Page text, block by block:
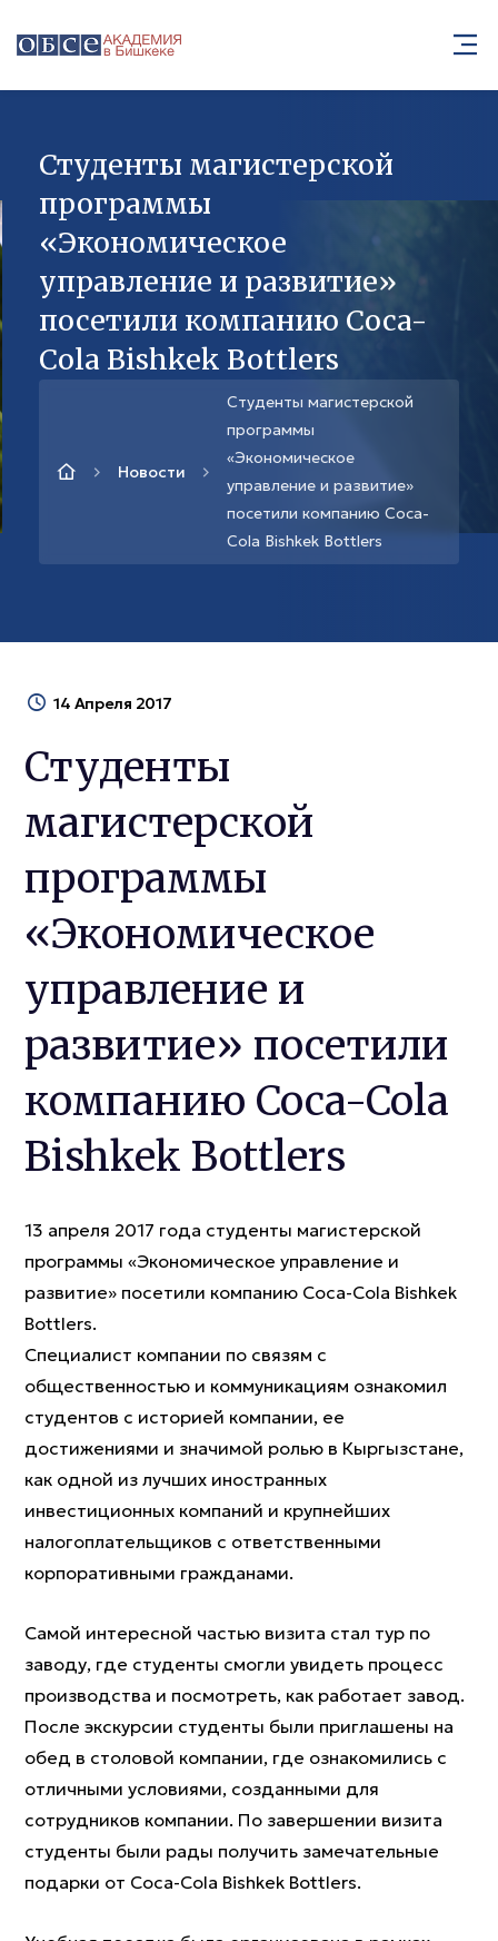
Студенты магистерской
программы
«Экономическое
управление и развитие»
посетили компанию Coca-
Cola Bishkek Bottlers
Новости
Студенты магистерской
программы
«Экономическое
управление и развитие»
посетили компанию Coca-
Cola Bishkek Bottlers
14 Апреля 2017
Студенты
магистерской
программы
«Экономическое
управление и
развитие» посетили
компанию Coca-Cola
Bishkek Bottlers
13 апреля 2017 года студенты магистерской
программы «Экономическое управление и
развитие» посетили компанию Coca-Cola Bishkek
Bottlers.
Специалист компании по связям с
общественностью и коммуникациям ознакомил
студентов с историей компании, ее
достижениями и значимой ролью в Кыргызстане,
как одной из лучших иностранных
инвестиционных компаний и крупнейших
налогоплательщиков с ответственными
корпоративными гражданами.
Самой интересной частью визита стал тур по
заводу, где студенты смогли увидеть процесс
производства и посмотреть, как работает завод.
После экскурсии студенты были приглашены на
обед в столовой компании, где ознакомились с
отличными условиями, созданными для
сотрудников компании. По завершении визита
студенты были рады получить замечательные
подарки от Coca-Cola Bishkek Bottlers.